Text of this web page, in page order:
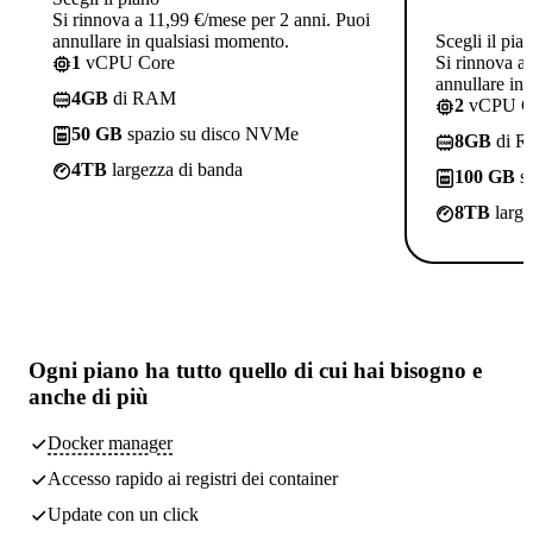
Si rinnova a 11,99 €/mese per 2 anni. Puoi
annullare in qualsiasi momento.
1 vCPU Core
4GB di RAM
50 GB spazio su disco NVMe
4TB largezza di banda
Scegli il
Si rinnova a
annullare in
2 vCPU
8GB di
100 GB
8TB
Ogni piano ha tutto quello di cui hai bisogno e
anche di più
Docker manager
Accesso rapido ai registri dei container
Update con un click